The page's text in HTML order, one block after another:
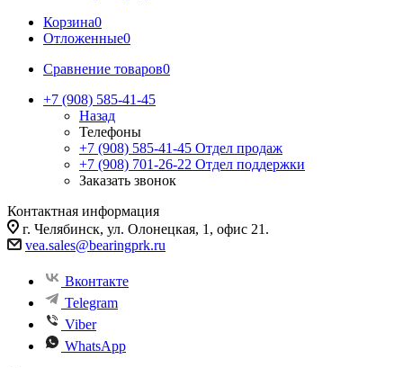
Корзина0
Отложенные0
Сравнение товаров0
+7 (908) 585-41-45
Назад
Телефоны
+7 (908) 585-41-45 Отдел продаж
+7 (908) 701-26-22 Отдел поддержки
Заказать звонок
Контактная информация
г. Челябинск, ул. Олонецкая, 1, офис 21.
vea.sales@bearingprk.ru
Вконтакте
Telegram
Viber
WhatsApp